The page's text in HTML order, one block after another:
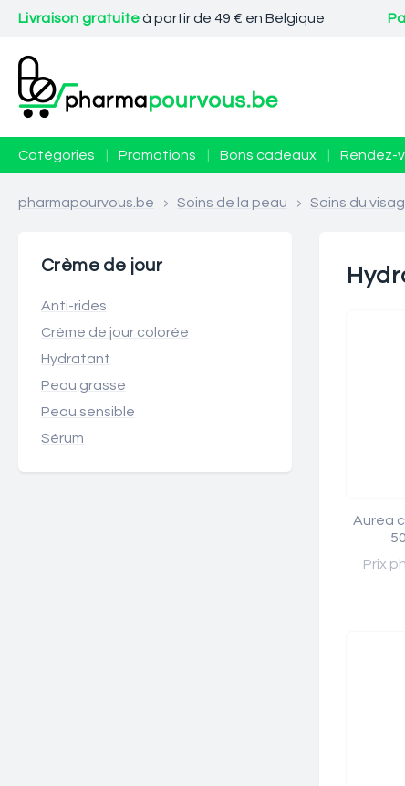
Livraison gratuiteà partir de 49 € en Belgique
Catégories Promotions Bons cadeaux Rendez-
pharmapourvous.be > Soins de la peau > Soins du
Crème de jour
Anti-rides
Crème de jour colorée
Hydratant
Peau grasse
Peau sensible
Sérum
Aurea
Prix